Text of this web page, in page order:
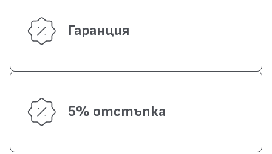
Гаранция
5% отстъпка